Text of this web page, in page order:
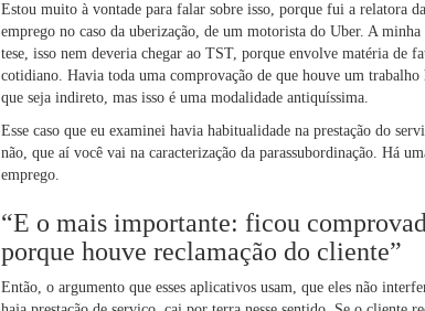
Estou muito à vontade para falar sobre isso, porque fui a relatora
emprego no caso da uberização, de um motorista do Uber. A
tese, isso nem deveria chegar ao TST, porque envolve matéria de
cotidiano. Havia toda uma comprovação de que houve um
que seja indireto, mas isso é uma modalidade antiquíssima.
Esse caso que eu examinei havia habitualidade na prestação do
não, que aí você vai na caracterização da parassubordinação. Há
emprego.
“E o mais importante: ficou
porque houve reclamação do cliente”
Então, o argumento que esses aplicativos usam, que eles não